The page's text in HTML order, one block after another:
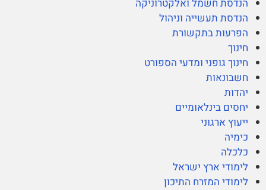
הנדסת חשמל ואלקטרוניקה
הנדסת תעשייה וניהול
הפרעות בתקשורת
חינוך
חינוך גופני ומדעי הספורט
חשבונאות
יהדות
יחסים בינלאומיים
ייעוץ ארגוני
כימיה
כלכלה
לימודי ארץ ישראל
לימודי המזרח התיכון